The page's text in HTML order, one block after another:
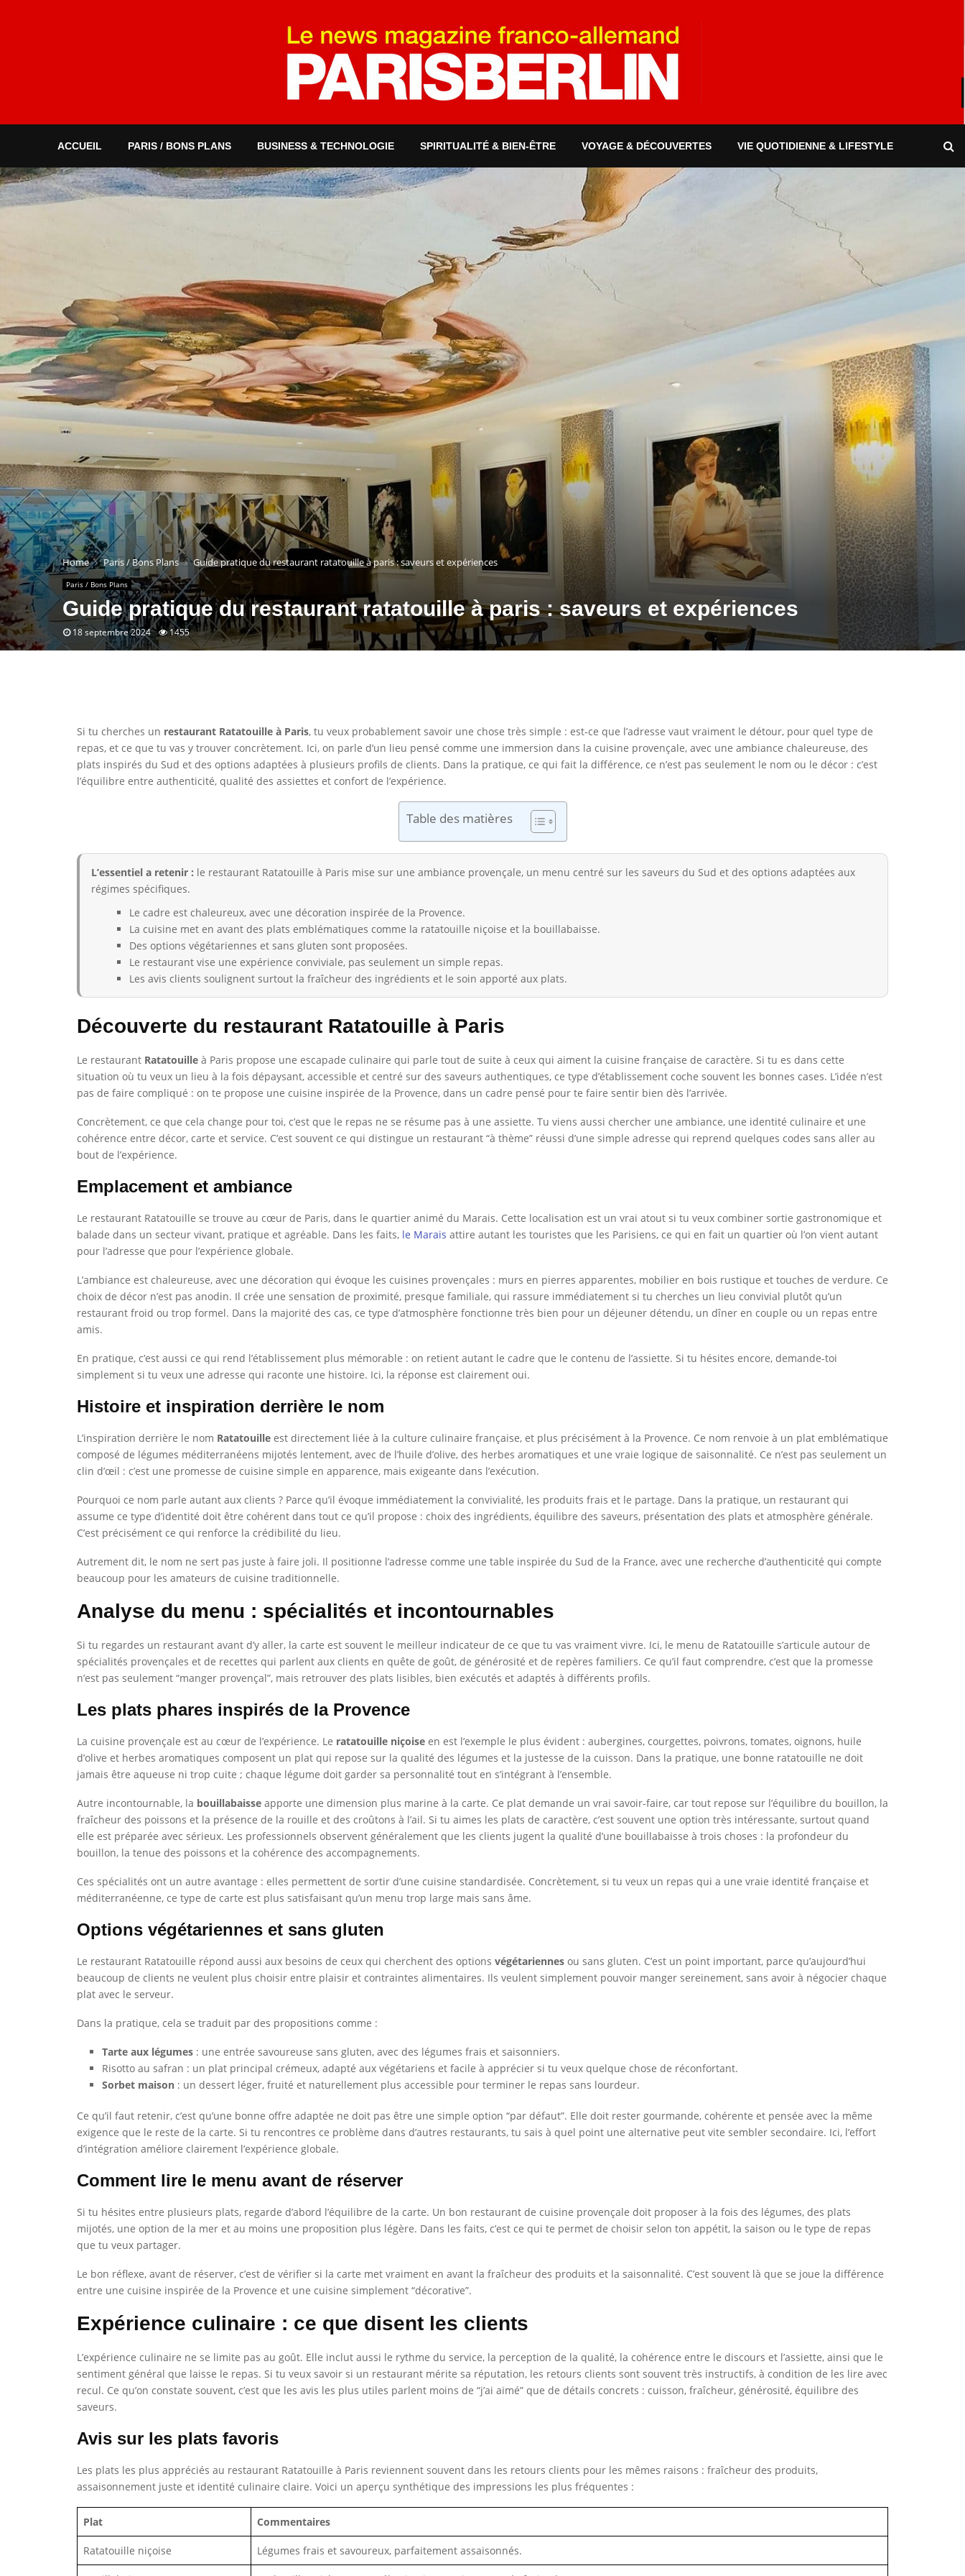
ACCUEIL PARIS / BONS PLANS BUSINESS & TECHNOLOGIE SPIRITUALITÉ & BIEN-ÊTRE VOYAGE & DÉCOUVERTES VIE QUOTIDIENNE & LIFESTYLE
Home Paris / Bons Plans Guide pratique du restaurant ratatouille à paris : saveurs et expériences
Paris / Bons Plans
Guide pratique du restaurant ratatouille à paris : saveurs et expériences
18 septembre 2024 1455
Si tu cherches un restaurant Ratatouille à Paris, tu veux probablement savoir une chose très simple : est-ce que l’adresse vaut vraiment le détour, pour quel type de
repas, et ce que tu vas y trouver concrètement. Ici, on parle d’un lieu pensé comme une immersion dans la cuisine provençale, avec une ambiance chaleureuse, des
plats inspirés du Sud et des options adaptées à plusieurs profils de clients. Dans la pratique, ce qui fait la différence, ce n’est pas seulement le nom ou le décor : c’est
l’équilibre entre authenticité, qualité des assiettes et confort de l’expérience.
Table des matières
L’essentiel a retenir : le restaurant Ratatouille à Paris mise sur une ambiance provençale, un menu centré sur les saveurs du Sud et des options adaptées aux
régimes spécifiques.
Le cadre est chaleureux, avec une décoration inspirée de la Provence.
La cuisine met en avant des plats emblématiques comme la ratatouille niçoise et la bouillabaisse.
Des options végétariennes et sans gluten sont proposées.
Le restaurant vise une expérience conviviale, pas seulement un simple repas.
Les avis clients soulignent surtout la fraîcheur des ingrédients et le soin apporté aux plats.
Découverte du restaurant Ratatouille à Paris
Le restaurant Ratatouille à Paris propose une escapade culinaire qui parle tout de suite à ceux qui aiment la cuisine française de caractère. Si tu es dans cette
situation où tu veux un lieu à la fois dépaysant, accessible et centré sur des saveurs authentiques, ce type d’établissement coche souvent les bonnes cases. L’idée n’est
pas de faire compliqué : on te propose une cuisine inspirée de la Provence, dans un cadre pensé pour te faire sentir bien dès l’arrivée.
Concrètement, ce que cela change pour toi, c’est que le repas ne se résume pas à une assiette. Tu viens aussi chercher une ambiance, une identité culinaire et une
cohérence entre décor, carte et service. C’est souvent ce qui distingue un restaurant “à thème” réussi d’une simple adresse qui reprend quelques codes sans aller au
bout de l’expérience.
Emplacement et ambiance
Le restaurant Ratatouille se trouve au cœur de Paris, dans le quartier animé du Marais. Cette localisation est un vrai atout si tu veux combiner sortie gastronomique et
balade dans un secteur vivant, pratique et agréable. Dans les faits, le Marais attire autant les touristes que les Parisiens, ce qui en fait un quartier où l’on vient autant
pour l’adresse que pour l’expérience globale.
L’ambiance est chaleureuse, avec une décoration qui évoque les cuisines provençales : murs en pierres apparentes, mobilier en bois rustique et touches de verdure. Ce
choix de décor n’est pas anodin. Il crée une sensation de proximité, presque familiale, qui rassure immédiatement si tu cherches un lieu convivial plutôt qu’un
restaurant froid ou trop formel. Dans la majorité des cas, ce type d’atmosphère fonctionne très bien pour un déjeuner détendu, un dîner en couple ou un repas entre
amis.
En pratique, c’est aussi ce qui rend l’établissement plus mémorable : on retient autant le cadre que le contenu de l’assiette. Si tu hésites encore, demande-toi
simplement si tu veux une adresse qui raconte une histoire. Ici, la réponse est clairement oui.
Histoire et inspiration derrière le nom
L’inspiration derrière le nom Ratatouille est directement liée à la culture culinaire française, et plus précisément à la Provence. Ce nom renvoie à un plat emblématique
composé de légumes méditerranéens mijotés lentement, avec de l’huile d’olive, des herbes aromatiques et une vraie logique de saisonnalité. Ce n’est pas seulement un
clin d’œil : c’est une promesse de cuisine simple en apparence, mais exigeante dans l’exécution.
Pourquoi ce nom parle autant aux clients ? Parce qu’il évoque immédiatement la convivialité, les produits frais et le partage. Dans la pratique, un restaurant qui
assume ce type d’identité doit être cohérent dans tout ce qu’il propose : choix des ingrédients, équilibre des saveurs, présentation des plats et atmosphère générale.
C’est précisément ce qui renforce la crédibilité du lieu.
Autrement dit, le nom ne sert pas juste à faire joli. Il positionne l’adresse comme une table inspirée du Sud de la France, avec une recherche d’authenticité qui compte
beaucoup pour les amateurs de cuisine traditionnelle.
Analyse du menu : spécialités et incontournables
Si tu regardes un restaurant avant d’y aller, la carte est souvent le meilleur indicateur de ce que tu vas vraiment vivre. Ici, le menu de Ratatouille s’articule autour de
spécialités provençales et de recettes qui parlent aux clients en quête de goût, de générosité et de repères familiers. Ce qu’il faut comprendre, c’est que la promesse
n’est pas seulement “manger provençal”, mais retrouver des plats lisibles, bien exécutés et adaptés à différents profils.
Les plats phares inspirés de la Provence
La cuisine provençale est au cœur de l’expérience. Le ratatouille niçoise en est l’exemple le plus évident : aubergines, courgettes, poivrons, tomates, oignons, huile
d’olive et herbes aromatiques composent un plat qui repose sur la qualité des légumes et la justesse de la cuisson. Dans la pratique, une bonne ratatouille ne doit
jamais être aqueuse ni trop cuite ; chaque légume doit garder sa personnalité tout en s’intégrant à l’ensemble.
Autre incontournable, la bouillabaisse apporte une dimension plus marine à la carte. Ce plat demande un vrai savoir-faire, car tout repose sur l’équilibre du bouillon, la
fraîcheur des poissons et la présence de la rouille et des croûtons à l’ail. Si tu aimes les plats de caractère, c’est souvent une option très intéressante, surtout quand
elle est préparée avec sérieux. Les professionnels observent généralement que les clients jugent la qualité d’une bouillabaisse à trois choses : la profondeur du
bouillon, la tenue des poissons et la cohérence des accompagnements.
Ces spécialités ont un autre avantage : elles permettent de sortir d’une cuisine standardisée. Concrètement, si tu veux un repas qui a une vraie identité française et
méditerranéenne, ce type de carte est plus satisfaisant qu’un menu trop large mais sans âme.
Options végétariennes et sans gluten
Le restaurant Ratatouille répond aussi aux besoins de ceux qui cherchent des options végétariennes ou sans gluten. C’est un point important, parce qu’aujourd’hui
beaucoup de clients ne veulent plus choisir entre plaisir et contraintes alimentaires. Ils veulent simplement pouvoir manger sereinement, sans avoir à négocier chaque
plat avec le serveur.
Dans la pratique, cela se traduit par des propositions comme :
Tarte aux légumes : une entrée savoureuse sans gluten, avec des légumes frais et saisonniers.
Risotto au safran : un plat principal crémeux, adapté aux végétariens et facile à apprécier si tu veux quelque chose de réconfortant.
Sorbet maison : un dessert léger, fruité et naturellement plus accessible pour terminer le repas sans lourdeur.
Ce qu’il faut retenir, c’est qu’une bonne offre adaptée ne doit pas être une simple option “par défaut”. Elle doit rester gourmande, cohérente et pensée avec la même
exigence que le reste de la carte. Si tu rencontres ce problème dans d’autres restaurants, tu sais à quel point une alternative peut vite sembler secondaire. Ici, l’effort
d’intégration améliore clairement l’expérience globale.
Comment lire le menu avant de réserver
Si tu hésites entre plusieurs plats, regarde d’abord l’équilibre de la carte. Un bon restaurant de cuisine provençale doit proposer à la fois des légumes, des plats
mijotés, une option de la mer et au moins une proposition plus légère. Dans les faits, c’est ce qui te permet de choisir selon ton appétit, la saison ou le type de repas
que tu veux partager.
Le bon réflexe, avant de réserver, c’est de vérifier si la carte met vraiment en avant la fraîcheur des produits et la saisonnalité. C’est souvent là que se joue la différence
entre une cuisine inspirée de la Provence et une cuisine simplement “décorative”.
Expérience culinaire : ce que disent les clients
L’expérience culinaire ne se limite pas au goût. Elle inclut aussi le rythme du service, la perception de la qualité, la cohérence entre le discours et l’assiette, ainsi que le
sentiment général que laisse le repas. Si tu veux savoir si un restaurant mérite sa réputation, les retours clients sont souvent très instructifs, à condition de les lire avec
recul. Ce qu’on constate souvent, c’est que les avis les plus utiles parlent moins de “j’ai aimé” que de détails concrets : cuisson, fraîcheur, générosité, équilibre des
saveurs.
Avis sur les plats favoris
Les plats les plus appréciés au restaurant Ratatouille à Paris reviennent souvent dans les retours clients pour les mêmes raisons : fraîcheur des produits,
assaisonnement juste et identité culinaire claire. Voici un aperçu synthétique des impressions les plus fréquentes :
Plat Commentaires
Ratatouille niçoise Légumes frais et savoureux, parfaitement assaisonnés.